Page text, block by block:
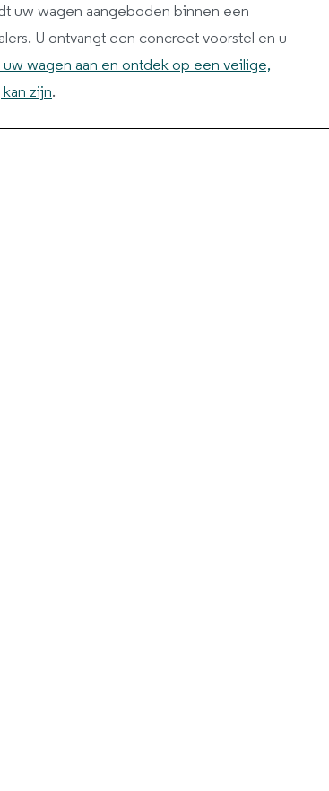
uw wagen aangeboden binnen een
U ontvangt een concreet voorstel en u
uw wagen aan en ontdek op een veilige,
zijn.